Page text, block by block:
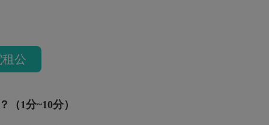
公
1分~10分）